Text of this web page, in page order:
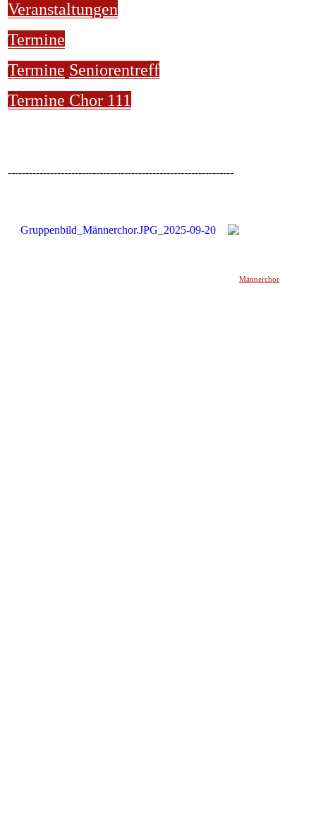
Veranstaltungen
Termine
Termine Seniorentreff
Termine Chor 111
----------------------------------------------------------------
Männerchor